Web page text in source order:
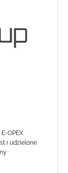
OPEX
i udzielone